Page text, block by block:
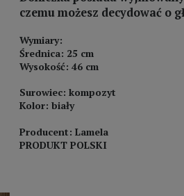
czemu możesz decydować o
Wymiary:
Średnica: 25 cm
Wysokość: 46 cm
Surowiec: kompozyt
Kolor: biały
Producent: Lamela
PRODUKT POLSKI